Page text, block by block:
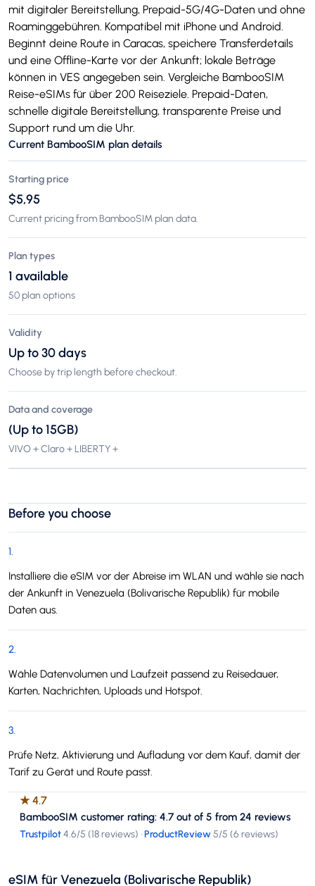
mit digitaler Bereitstellung, Prepaid-5G/4G-Daten und ohne
Roaminggebühren. Kompatibel mit iPhone und Android.
Beginnt deine Route in Caracas, speichere Transferdetails
und eine Offline-Karte vor der Ankunft; lokale Beträge
können in VES angegeben sein. Vergleiche BambooSIM
Reise-eSIMs für über 200 Reiseziele. Prepaid-Daten,
schnelle digitale Bereitstellung, transparente Preise und
Support rund um die Uhr.
Current BambooSIM plan details
Starting price
$5,95
Current pricing from BambooSIM plan data.
Plan types
1 available
50 plan options
Validity
Up to 30 days
Choose by trip length before checkout.
Data and coverage
(Up to 15GB)
VIVO + Claro + LIBERTY +
Before you choose
1.
Installiere die eSIM vor der Abreise im WLAN und wähle sie nach
der Ankunft in Venezuela (Bolivarische Republik) für mobile
Daten aus.
2.
Wähle Datenvolumen und Laufzeit passend zu Reisedauer,
Karten, Nachrichten, Uploads und Hotspot.
3.
Prüfe Netz, Aktivierung und Aufladung vor dem Kauf, damit der
Tarif zu Gerät und Route passt.
★4.7
BambooSIM customer rating: 4.7 out of 5 from 24 reviews
Trustpilot4.6/5 (18 reviews) ·ProductReview5/5 (6 reviews)
eSIM für Venezuela (Bolivarische Republik)